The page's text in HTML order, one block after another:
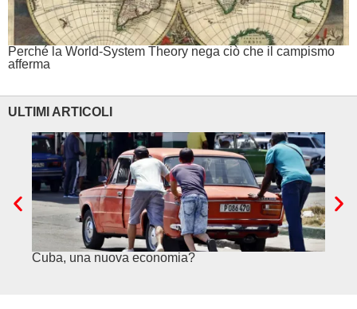
Perché la World-System Theory nega ciò che il campismo
afferma
ULTIMI ARTICOLI
Cuba, una nuova economia?